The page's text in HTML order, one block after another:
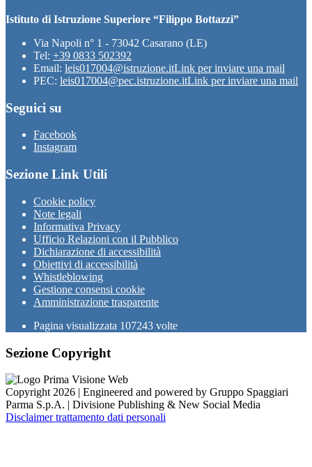
Istituto di Istruzione Superiore “Filippo Bottazzi”
Via Napoli n° 1 - 73042 Casarano (LE)
Tel: +39 0833 502392
Email: leis017004@istruzione.itLink per inviare una mail
PEC: leis017004@pec.istruzione.itLink per inviare una mail
Seguici su
Facebook
Instagram
Sezione Link Utili
Cookie policy
Note legali
Informativa Privacy
Ufficio Relazioni con il Pubblico
Dichiarazione di accessibilità
Obiettivi di accessibilità
Whistleblowing
Gestione consensi cookie
Amministrazione trasparente
Pagina visualizzata 107243 volte
Sezione Copyright
Copyright 2026 | Engineered and powered by Gruppo Spaggiari
Parma S.p.A. | Divisione Publishing & New Social Media
Disclaimer trattamento dati personali